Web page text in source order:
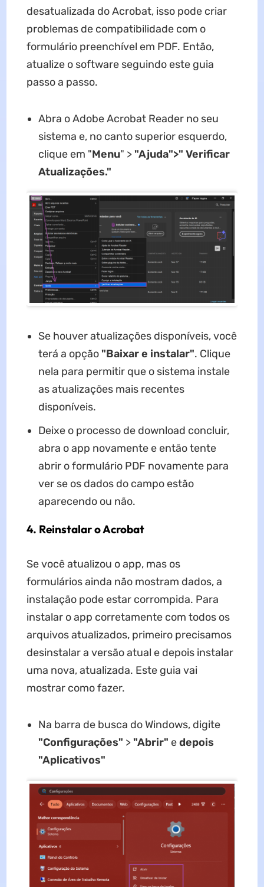
desatualizada do Acrobat, isso pode criar
problemas de compatibilidade com o
formulário preenchível em PDF. Então,
atualize o software seguindo este guia
passo a passo.
Abra o Adobe Acrobat Reader no seu
sistema e, no canto superior esquerdo,
clique em "Menu" > "Ajuda">" Verificar
Atualizações."
Se houver atualizações disponíveis, você
terá a opção"Baixar e instalar". Clique
nela para permitir que o sistema instale
as atualizações mais recentes
disponíveis.
Deixe o processo de download concluir,
abra o app novamente e então tente
abrir o formulário PDF novamente para
ver se os dados do campo estão
aparecendo ou não.
4. Reinstalar o Acrobat
Se você atualizou o app, mas os
formulários ainda não mostram dados, a
instalação pode estar corrompida. Para
instalar o app corretamente com todos os
arquivos atualizados, primeiro precisamos
desinstalar a versão atual e depois instalar
uma nova, atualizada. Este guia vai
mostrar como fazer.
Na barra de busca do Windows, digite
"Configurações" >"Abrir" edepois
"Aplicativos"